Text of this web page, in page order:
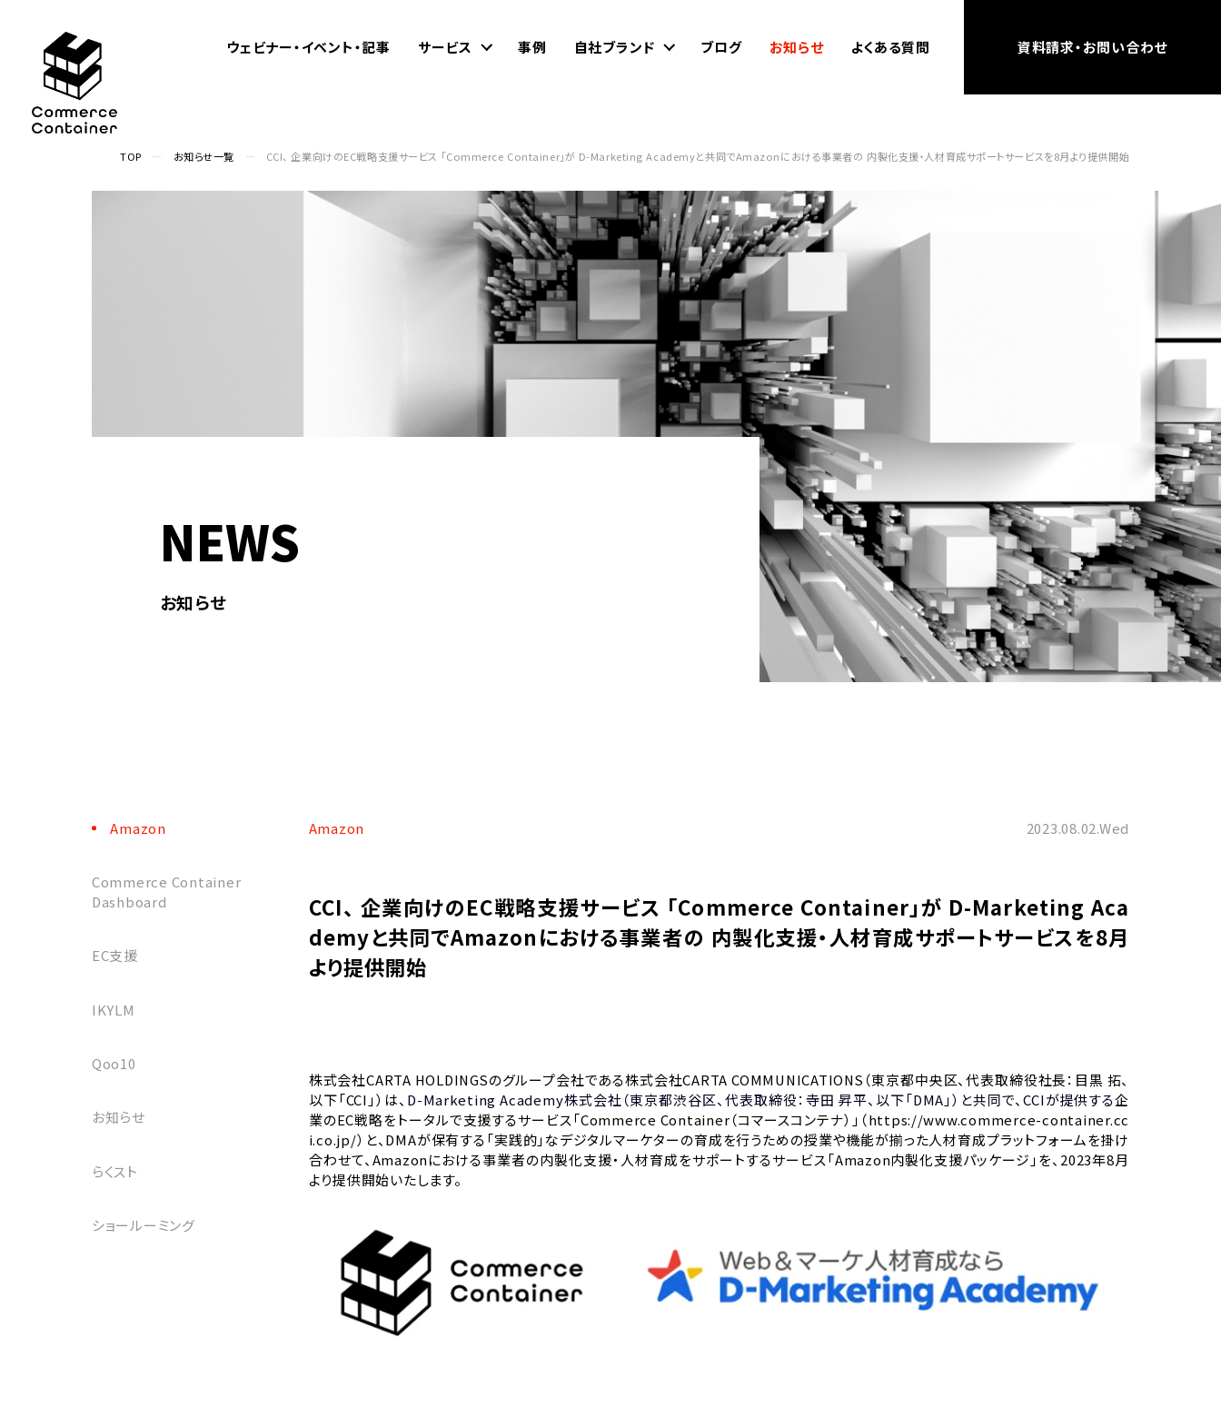
ウェビナー・イベント・記事 サービス 事例 自社ブランド ブログ お知らせ よくある質問 資料請求・お問い合わせ
TOP お知らせ一覧 CCI、 企業向けのEC戦略支援サービス 「Commerce Container」が D-Marketing Academyと共同でAmazonにおける事業者の 内製化支援・人材育成サポートサービスを8月より提供開始
NEWS
お知らせ
2023.08.02.Wed
CCI、 企業向けのEC戦略支援サービス 「Commerce Container」が D-Marketing Aca
demyと共同でAmazonにおける事業者の 内製化支援・人材育成サポートサービスを8月
より提供開始
株式会社CARTA HOLDINGSのグループ会社である株式会社CARTA COMMUNICATIONS（東京都中央区、代表取締役社長：目黒 拓、
以下「CCI」）は、 D-Marketing Academy株式会社（東京都渋谷区、代表取締役：寺田 昇平、以下「DMA」）と共同で、CCIが提供する企
業のEC戦略をトータルで支援するサービス「Commerce Container（コマースコンテナ）」（https://www.commerce-container.cc
i.co.jp/）と、DMAが保有する「実践的」なデジタルマーケターの育成を行うための授業や機能が揃った人材育成プラットフォームを掛け
合わせて、Amazonにおける事業者の内製化支援・人材育成をサポートするサービス「Amazon内製化支援パッケージ」を、2023年8月
より提供開始いたします。
Amazon
Amazon
Commerce Container
Dashboard
EC支援
IKYLM
Qoo10
お知らせ
らくスト
ショールーミング